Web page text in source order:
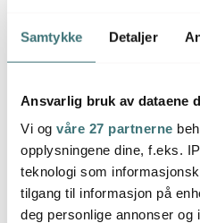
Samtykke Detaljer
Ansvarlig bruk av dataene
Vi og våre 27 partnerne
opplysningene dine, f.eks.
teknologi som
tilgang til informasjon på
deg personlige annonser og
Hardanger Bestikk
Tuva bestikksett 24
deler
4200 kr